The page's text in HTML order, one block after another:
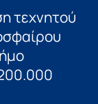
τεχνητού